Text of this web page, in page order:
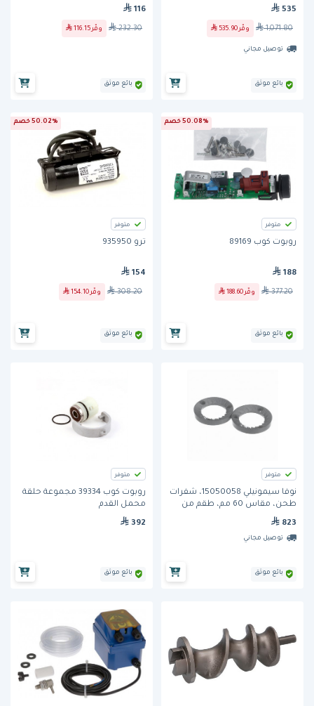
535
1,071.80 وفّر 535.90
توصيل مجاني
بائع موثق
116
232.30 وفّر 116.15
بائع موثق
50.08% خصم
متوفر
روبوت كوب 89169
188
377.20 وفّر 188.60
بائع موثق
50.02% خصم
متوفر
ترو 935950
154
308.20 وفّر 154.10
بائع موثق
متوفر
نوفا سيمونيلي 15050058، شفرات
طحن، مقاس 60 مم، طقم من
قطعتين
823
توصيل مجاني
بائع موثق
متوفر
روبوت كوب 39334 مجموعة حلقة
محمل القدم
392
بائع موثق